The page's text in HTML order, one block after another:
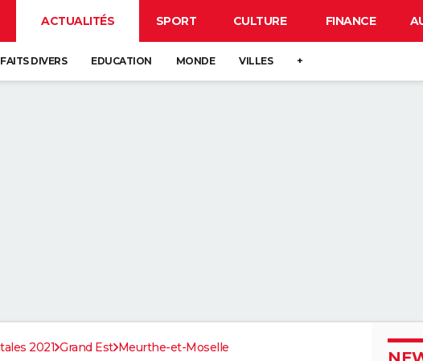
ACTUALITÉS SPORT CULTURE FINANCE
FAITS DIVERS EDUCATION MONDE VILLES +
2021 Grand Est Meurthe-et-Moselle